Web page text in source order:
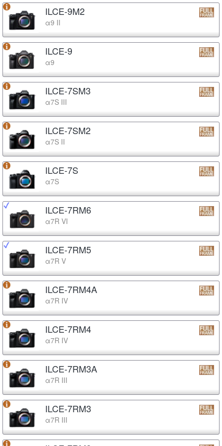
ILCE-9M2
α9 II
ILCE-9
α9
ILCE-7SM3
α7S III
ILCE-7SM2
α7S II
ILCE-7S
α7S
ILCE-7RM6
α7R VI
ILCE-7RM5
α7R V
ILCE-7RM4A
α7R IV
ILCE-7RM4
α7R IV
ILCE-7RM3A
α7R III
ILCE-7RM3
α7R III